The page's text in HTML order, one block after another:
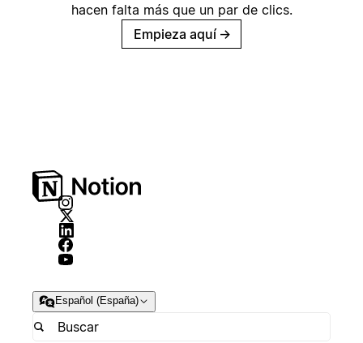
hacen falta más que un par de clics.
Empieza aquí →
Español (España)